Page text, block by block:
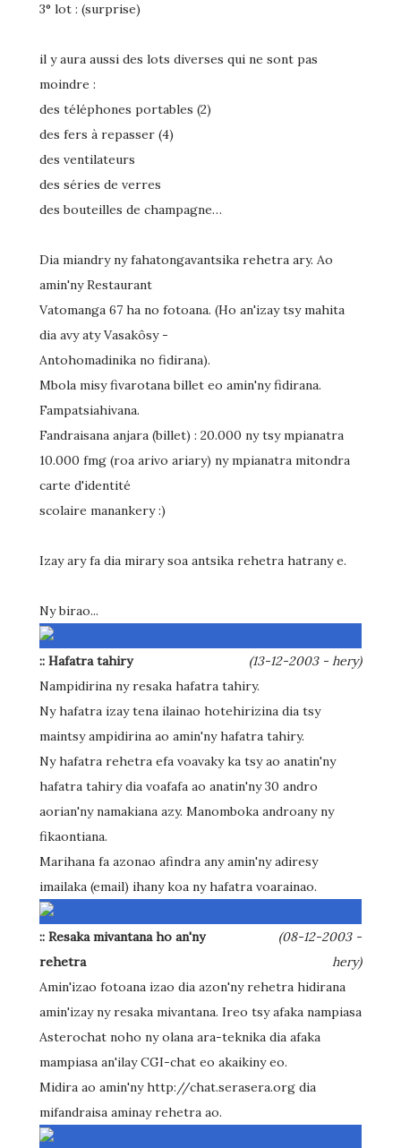
3° lot : (surprise)
il y aura aussi des lots diverses qui ne sont pas
moindre :
des téléphones portables (2)
des fers à repasser (4)
des ventilateurs
des séries de verres
des bouteilles de champagne…
Dia miandry ny fahatongavantsika rehetra ary. Ao
amin'ny Restaurant
Vatomanga 67 ha no fotoana. (Ho an'izay tsy mahita
dia avy aty Vasakôsy -
Antohomadinika no fidirana).
Mbola misy fivarotana billet eo amin'ny fidirana.
Fampatsiahivana.
Fandraisana anjara (billet) : 20.000 ny tsy mpianatra
10.000 fmg (roa arivo ariary) ny mpianatra mitondra
carte d'identité
scolaire manankery :)
Izay ary fa dia mirary soa antsika rehetra hatrany e.
Ny birao...
:: Hafatra tahiry
(13-12-2003 - hery)
Nampidirina ny resaka hafatra tahiry.
Ny hafatra izay tena ilainao hotehirizina dia tsy
maintsy ampidirina ao amin'ny hafatra tahiry.
Ny hafatra rehetra efa voavaky ka tsy ao anatin'ny
hafatra tahiry dia voafafa ao anatin'ny 30 andro
aorian'ny namakiana azy. Manomboka androany ny
fikaontiana.
Marihana fa azonao afindra any amin'ny adiresy
imailaka (email) ihany koa ny hafatra voarainao.
:: Resaka mivantana ho an'ny
rehetra
(08-12-2003 -
hery)
Amin'izao fotoana izao dia azon'ny rehetra hidirana
amin'izay ny resaka mivantana. Ireo tsy afaka nampiasa
Asterochat noho ny olana ara-teknika dia afaka
mampiasa an'ilay CGI-chat eo akaikiny eo.
Midira ao amin'ny http://chat.serasera.org dia
mifandraisa aminay rehetra ao.